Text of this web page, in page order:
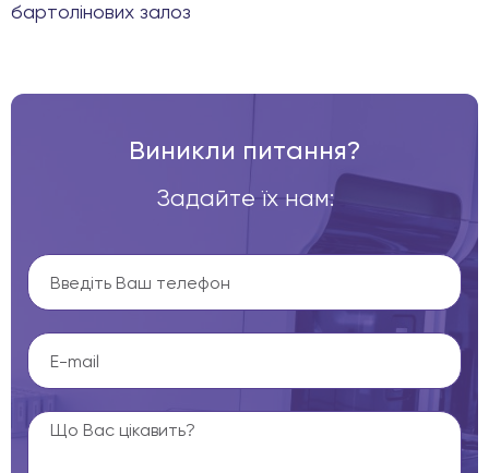
бартолінових залоз
Виникли питання?
Задайте їх нам: